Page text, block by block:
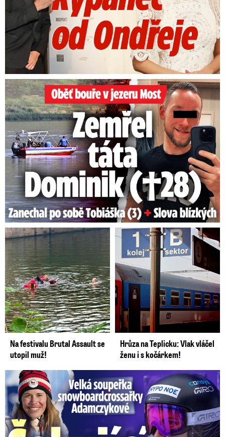
Oběť bouře v jezeru Most: Zemřel táta Dominik (†28)
Na festivalu Brutal Assault se
utopil muž!
Hrůza na Teplicku: Vlak vláčel
ženu i s kočárkem!
Velká soupeřka Adamczykové: Šokující konec!